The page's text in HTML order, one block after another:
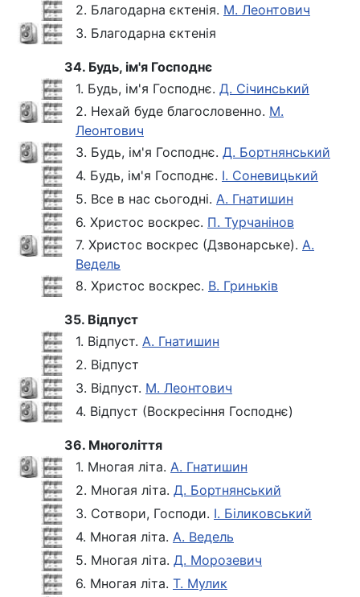
2. Благодарна єктенія. М. Леонтович
3. Благодарна єктенія
34. Будь, ім'я Господнє
1. Будь, ім'я Господнє. Д. Січинський
2. Нехай буде благословенно. М.
Леонтович
3. Будь, ім'я Господнє. Д. Бортнянський
4. Будь, ім'я Господнє. І. Соневицький
5. Все в нас сьогодні. А. Гнатишин
6. Христос воскрес. П. Турчанінов
7. Христос воскрес (Дзвонарське). А.
Ведель
8. Христос воскрес. В. Гриньків
35. Відпуст
1. Відпуст. А. Гнатишин
2. Відпуст
3. Відпуст. М. Леонтович
4. Відпуст (Воскресіння Господнє)
36. Многоліття
1. Многая літа. А. Гнатишин
2. Многая літа. Д. Бортнянський
3. Сотвори, Господи. І. Біликовський
4. Многая літа. А. Ведель
5. Многая літа. Д. Морозевич
6. Многая літа. Т. Мулик